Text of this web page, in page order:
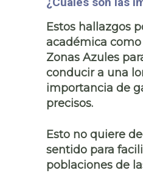
Estos hallazgos
académica
Zonas Azules
conducir a una
importancia de
precisos.
Esto no quiere
sentido para
poblaciones de